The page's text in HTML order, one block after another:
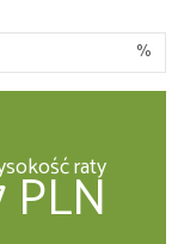
%
raty
PLN